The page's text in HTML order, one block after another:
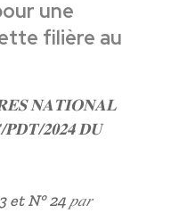
une
filière au
𝐍𝐀𝐓𝐈𝐎𝐍𝐀𝐋
𝟐𝟎𝟐𝟒 𝐃𝐔
et N° 24 𝑝𝑎𝑟